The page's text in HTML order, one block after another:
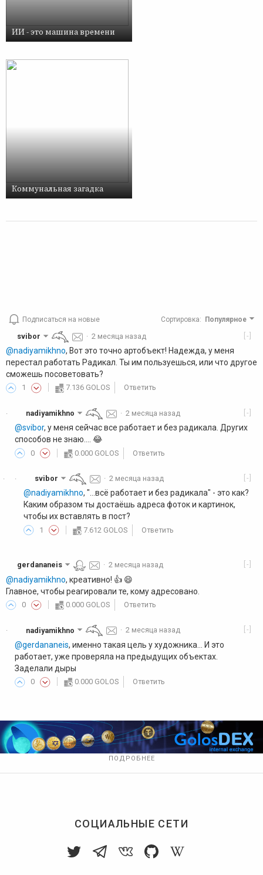
ИИ - это машина времени
Коммунальная загадка
Подписаться на новые Сортировка: Популярное
[-]
svibor ·2 месяца назад
@nadiyamikhno, Вот это точно артобъект! Надежда, у меня
перестал работать Радикал. Ты им пользуешься, или что другое
сможешь посоветовать?
1 7.136 GOLOS Ответить
· [-]
nadiyamikhno ·2 месяца назад
@svibor, у меня сейчас все работает и без радикала. Других
способов не знаю.... 😂
0 0.000 GOLOS Ответить
·
· [-]
svibor ·2 месяца назад
@nadiyamikhno, "...всё работает и без радикала" - это как?
Каким образом ты достаёшь адреса фоток и картинок,
чтобы их вставлять в пост?
1 7.612 GOLOS Ответить
[-]
gerdananeis ·2 месяца назад
@nadiyamikhno, креативно! 👍️ 😄
Главное, чтобы реагировали те, кому адресовано.
0 0.000 GOLOS Ответить
· [-]
nadiyamikhno ·2 месяца назад
@gerdananeis, именно такая цель у художника... И это
работает, уже проверяла на предыдущих объектах.
Заделали дыры
0 0.000 GOLOS Ответить
ПОДРОБНЕЕ
СОЦИАЛЬНЫЕ СЕТИ